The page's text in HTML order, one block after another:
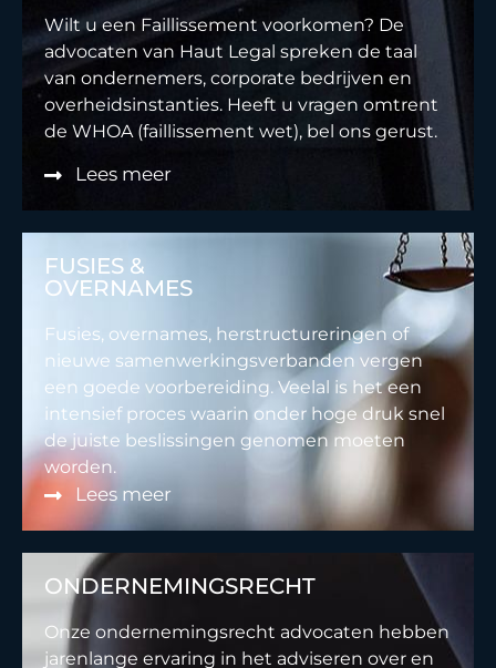
Wilt u een Faillissement voorkomen? De
advocaten van Haut Legal spreken de taal
van ondernemers, corporate bedrijven en
overheidsinstanties. Heeft u vragen omtrent
de WHOA (faillissement wet), bel ons gerust.
Lees meer
FUSIES &
OVERNAMES
Fusies, overnames, herstructureringen of
nieuwe samenwerkingsverbanden vergen
een goede voorbereiding. Veelal is het een
intensief proces waarin onder hoge druk snel
de juiste beslissingen genomen moeten
worden.
Lees meer
ONDERNEMINGSRECHT
Onze ondernemingsrecht advocaten hebben
jarenlange ervaring in het adviseren over en